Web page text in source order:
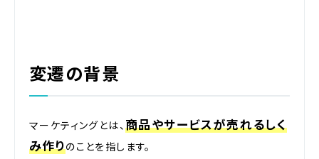
変遷の背景
マーケティングとは、 商品やサービスが売れるしく
み作りのことを指します。